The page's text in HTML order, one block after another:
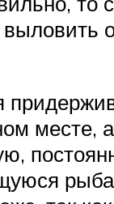
месте,